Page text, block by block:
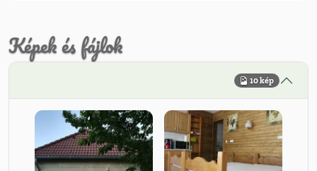
Képek és fájlok
10 kép